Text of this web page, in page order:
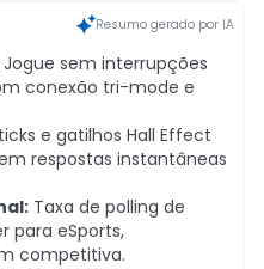
Resumo gerado por IA
Jogue sem interrupções
conexão tri-mode e
e gatilhos Hall Effect
respostas instantâneas
Taxa de polling de
para eSports,
competitiva.